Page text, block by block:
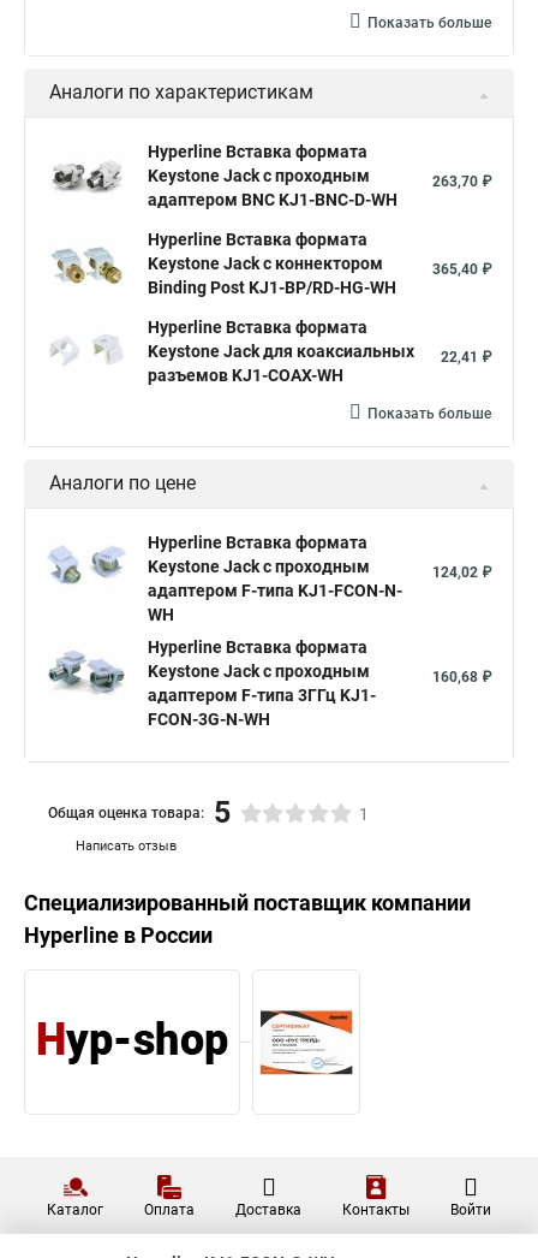
Показать больше
Аналоги по характеристикам
Hyperline Вставка формата
Keystone Jack с проходным
адаптером BNC KJ1-BNC-D-WH
263,70 ₽
Hyperline Вставка формата
Keystone Jack с коннектором
Binding Post KJ1-BP/RD-HG-WH
365,40 ₽
Hyperline Вставка формата
Keystone Jack для коаксиальных
разъемов KJ1-COAX-WH
22,41 ₽
Показать больше
Аналоги по цене
Hyperline Вставка формата
Keystone Jack с проходным
адаптером F-типа KJ1-FCON-N-
WH
124,02 ₽
Hyperline Вставка формата
Keystone Jack с проходным
адаптером F-типа 3ГГц KJ1-
FCON-3G-N-WH
160,68 ₽
Написать отзыв
Общая оценка товара: 5 1
Специализированный поставщик компании
Hyperline в России
Каталог Оплата Доставка Контакты Войти